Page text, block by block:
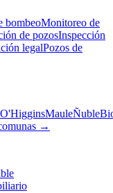
bombeoMonitoreo de
de pozosInspección
legalPozos de
O'HigginsMauleÑuble
→